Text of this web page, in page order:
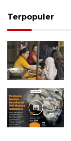
Terpopuler